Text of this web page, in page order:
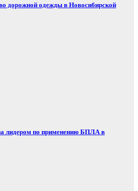
дорожной одежды в Новосибирской
лидером по применению БПЛА в